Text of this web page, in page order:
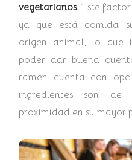
vegetarianos.Este factor
ya que está comida
origen animal, lo que
poder dar buena
ramen cuenta con
ingredientes son
proximidad en su mayor